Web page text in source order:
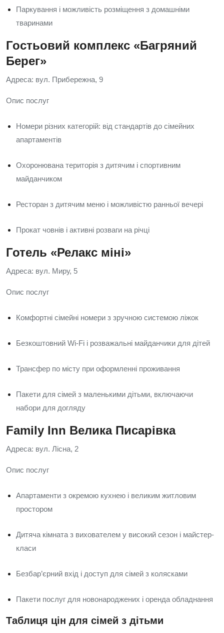
Паркування і можливість розміщення з домашніми
тваринами
Гостьовий комплекс «Багряний
Берег»
Адреса: вул. Прибережна, 9
Опис послуг
Номери різних категорій: від стандартів до сімейних
апартаментів
Охоронювана територія з дитячим і спортивним
майданчиком
Ресторан з дитячим меню і можливістю ранньої вечері
Прокат човнів і активні розваги на річці
Готель «Релакс міні»
Адреса: вул. Миру, 5
Опис послуг
Комфортні сімейні номери з зручною системою ліжок
Безкоштовний Wi‑Fi і розважальні майданчики для дітей
Трансфер по місту при оформленні проживання
Пакети для сімей з маленькими дітьми, включаючи
набори для догляду
Family Inn Велика Писарівка
Адреса: вул. Лісна, 2
Опис послуг
Апартаменти з окремою кухнею і великим житловим
простором
Дитяча кімната з вихователем у високий сезон і майстер-
класи
Безбар’єрний вхід і доступ для сімей з колясками
Пакети послуг для новонароджених і оренда обладнання
Таблиця цін для сімей з дітьми